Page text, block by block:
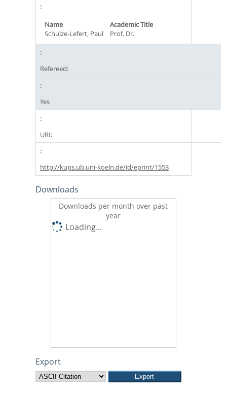
Name
Academic Title
Schulze-Lefert, Paul
Prof. Dr.
Refereed:
Yes
URI:
http://kups.ub.uni-koeln.de/id/eprint/1553
Downloads
Downloads per month over past
year
Loading...
Export